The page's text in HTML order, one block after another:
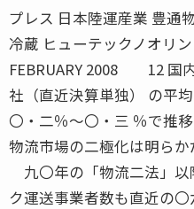
プレス 日本陸運産業 豊通
冷蔵 ヒューテックノオリ
FEBRUARY 2008 12 国
社（直近決算単独） の平
〇・二％〜〇・三 ％で推移
物流市場の二極化は明らか
九〇年の「物流二法」以
ク運送事業者数も直近の